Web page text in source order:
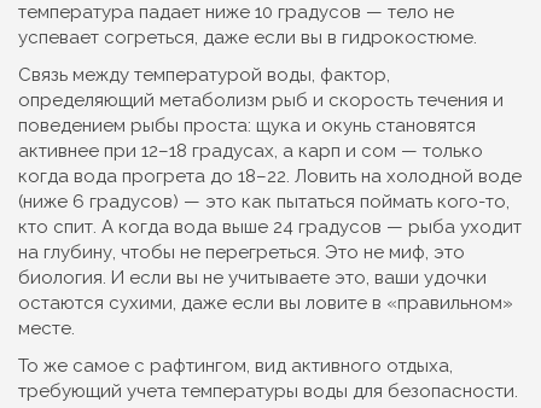
температура падает ниже 10 градусов — тело не
успевает согреться, даже если вы в гидрокостюме.
Связь между температурой воды, фактор,
определяющий метаболизм рыб и скорость течения и
поведением рыбы проста: щука и окунь становятся
активнее при 12–18 градусах, а карп и сом — только
когда вода прогрета до 18–22. Ловить на холодной воде
(ниже 6 градусов) — это как пытаться поймать кого-то,
кто спит. А когда вода выше 24 градусов — рыба уходит
на глубину, чтобы не перегреться. Это не миф, это
биология. И если вы не учитываете это, ваши удочки
остаются сухими, даже если вы ловите в «правильном»
месте.
То же самое с рафтингом, вид активного отдыха,
требующий учета температуры воды для безопасности.